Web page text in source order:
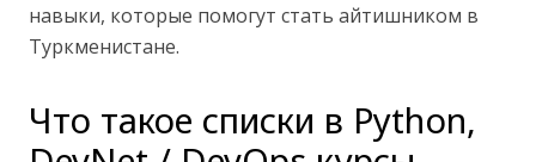
навыки, которые помогут стать айтишником в
Туркменистане.
Что такое списки в Python,